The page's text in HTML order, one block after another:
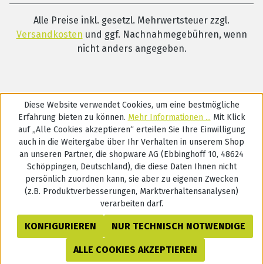
Alle Preise inkl. gesetzl. Mehrwertsteuer zzgl.
Versandkosten und ggf. Nachnahmegebühren, wenn
nicht anders angegeben.
Diese Website verwendet Cookies, um eine bestmögliche
Erfahrung bieten zu können. Mehr Informationen ... Mit Klick
auf „Alle Cookies akzeptieren“ erteilen Sie Ihre Einwilligung
auch in die Weitergabe über Ihr Verhalten in unserem Shop
an unseren Partner, die shopware AG (Ebbinghoff 10, 48624
Schöppingen, Deutschland), die diese Daten Ihnen nicht
persönlich zuordnen kann, sie aber zu eigenen Zwecken
(z.B. Produktverbesserungen, Marktverhaltensanalysen)
verarbeiten darf.
NUR TECHNISCH NOTWENDIGE
KONFIGURIEREN
ALLE COOKIES AKZEPTIEREN